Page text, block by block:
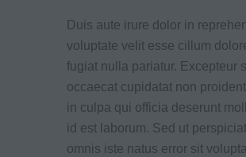
Duis aute irure dolor in
voluptate velit esse cillum
fugiat nulla pariatur. Excepteur
occaecat cupidatat non
in culpa qui officia deserunt
id est laborum. Sed ut
omnis iste natus error sit